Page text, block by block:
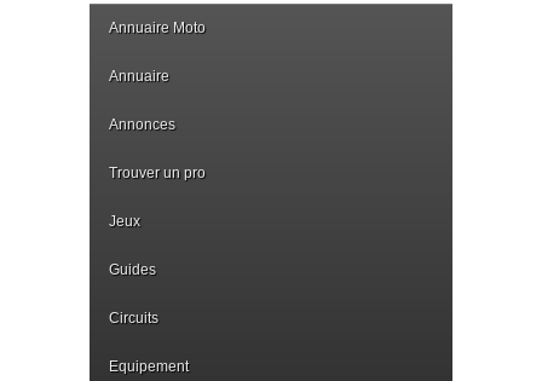
Annuaire Moto
Annuaire
Annonces
Trouver un pro
Jeux
Guides
Circuits
Equipement